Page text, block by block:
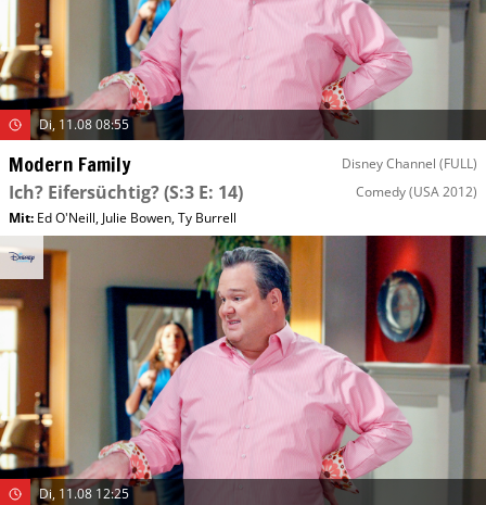
Di, 11.08 08:55
Modern Family Disney Channel (FULL)
Ich? Eifersüchtig?(S:3 E: 14) Comedy(USA 2012)
Mit: Ed O'Neill, Julie Bowen,Ty Burrell
Di, 11.08 12:25